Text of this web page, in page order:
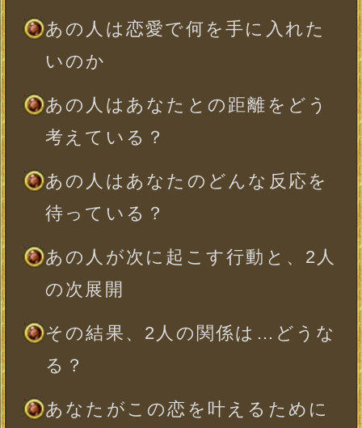
※全角10文字以内、省略可
一部使用できない文字がございます。
月
時
※出生時間が日を跨ぐ子刻（23：00〜1：
00）の場合、23：00〜0：00（晩子刻）は
翌日の0：00〜1：00（早子刻）と同じ命
盤が表示されます。